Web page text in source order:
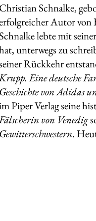
Christian Schnalke,
Autor von
lebte mit
unterwegs zu
Rückkehr
Eine deutsche
Geschichte von Adidas
Piper Verlag seine
von Venedig
Gewitterschwestern.